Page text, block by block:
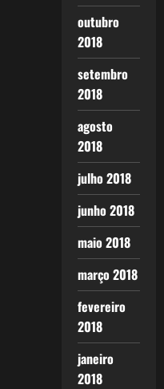
outubro
2018
setembro
2018
agosto
2018
julho 2018
junho 2018
maio 2018
março 2018
fevereiro
2018
janeiro
2018